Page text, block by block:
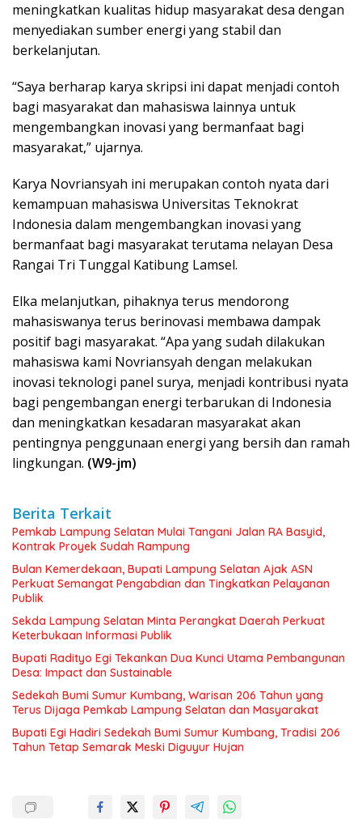
meningkatkan kualitas hidup masyarakat desa dengan
menyediakan sumber energi yang stabil dan
berkelanjutan.
“Saya berharap karya skripsi ini dapat menjadi contoh
bagi masyarakat dan mahasiswa lainnya untuk
mengembangkan inovasi yang bermanfaat bagi
masyarakat,” ujarnya.
Karya Novriansyah ini merupakan contoh nyata dari
kemampuan mahasiswa Universitas Teknokrat
Indonesia dalam mengembangkan inovasi yang
bermanfaat bagi masyarakat terutama nelayan Desa
Rangai Tri Tunggal Katibung Lamsel.
Elka melanjutkan, pihaknya terus mendorong
mahasiswanya terus berinovasi membawa dampak
positif bagi masyarakat. “Apa yang sudah dilakukan
mahasiswa kami Novriansyah dengan melakukan
inovasi teknologi panel surya, menjadi kontribusi nyata
bagi pengembangan energi terbarukan di Indonesia
dan meningkatkan kesadaran masyarakat akan
pentingnya penggunaan energi yang bersih dan ramah
lingkungan. (W9-jm)
Berita Terkait
Pemkab Lampung Selatan Mulai Tangani Jalan RA Basyid,
Kontrak Proyek Sudah Rampung
Bulan Kemerdekaan, Bupati Lampung Selatan Ajak ASN
Perkuat Semangat Pengabdian dan Tingkatkan Pelayanan
Publik
Sekda Lampung Selatan Minta Perangkat Daerah Perkuat
Keterbukaan Informasi Publik
Bupati Radityo Egi Tekankan Dua Kunci Utama Pembangunan
Desa: Impact dan Sustainable
Sedekah Bumi Sumur Kumbang, Warisan 206 Tahun yang
Terus Dijaga Pemkab Lampung Selatan dan Masyarakat
Bupati Egi Hadiri Sedekah Bumi Sumur Kumbang, Tradisi 206
Tahun Tetap Semarak Meski Diguyur Hujan